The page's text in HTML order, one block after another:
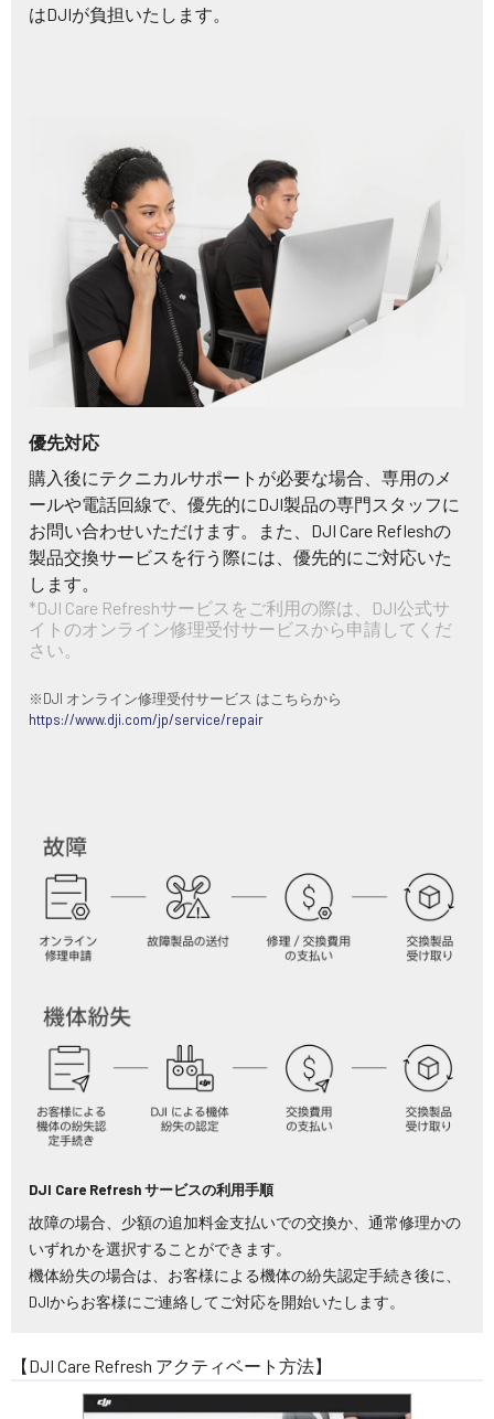
はDJIが負担いたします。
優先対応
購入後にテクニカルサポートが必要な場合、専用のメ
ールや電話回線で、優先的にDJI製品の専門スタッフに
お問い合わせいただけます。また、DJI Care Refleshの
製品交換サービスを行う際には、優先的にご対応いた
します。
*DJI Care Refreshサービスをご利用の際は、DJI公式サ
イトのオンライン修理受付サービスから申請してくだ
さい。
※DJI オンライン修理受付サービス はこちらから
https://www.dji.com/jp/service/repair
DJI Care Refresh サービスの利用手順
故障の場合、少額の追加料金支払いでの交換か、通常修理かの
いずれかを選択することができます。
機体紛失の場合は、お客様による機体の紛失認定手続き後に、
DJIからお客様にご連絡してご対応を開始いたします。
【DJI Care Refresh アクティベート方法】